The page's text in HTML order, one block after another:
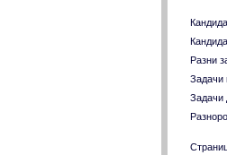
Разни
Задачи
Задачи